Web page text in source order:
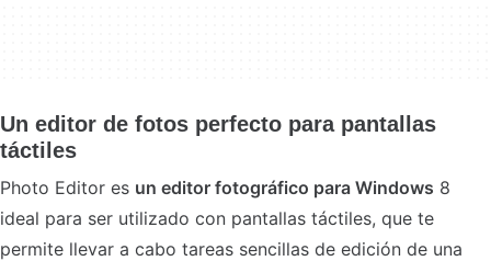
Un editor de fotos perfecto para pantallas
táctiles
Photo Editor es un editor fotográfico para Windows 8
ideal para ser utilizado con pantallas táctiles, que te
permite llevar a cabo tareas sencillas de edición de una